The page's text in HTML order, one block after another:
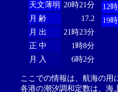
天文薄明 20時21分
月 齢
17.2
月 出
21時23分
正 中
1時8分
月 入
6時2分
12
19
ここでの情報は、航海の用
各港の潮汐調和定数は、海